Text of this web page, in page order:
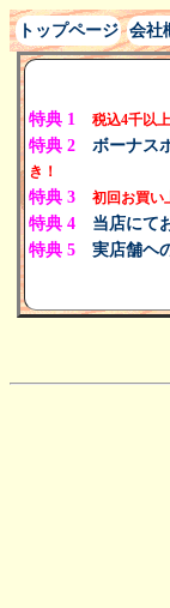
トップページ 会社
特典 1 税込4千以上
特典 2 ボーナス
き！
特典 3 初回お買い
特典 4 当店にて
特典 5 実店舗ヘ
定休